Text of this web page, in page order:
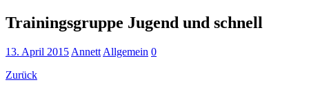
Trainingsgruppe Jugend und schnell
13. April 2015 Annett Allgemein 0
Zurück